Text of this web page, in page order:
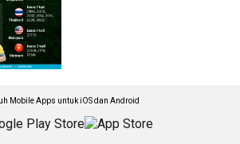
Mobile Apps untuk iOS dan Android